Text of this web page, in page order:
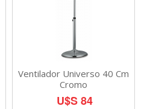
Ventilador Universo 40 Cm
Cromo
U$S 84